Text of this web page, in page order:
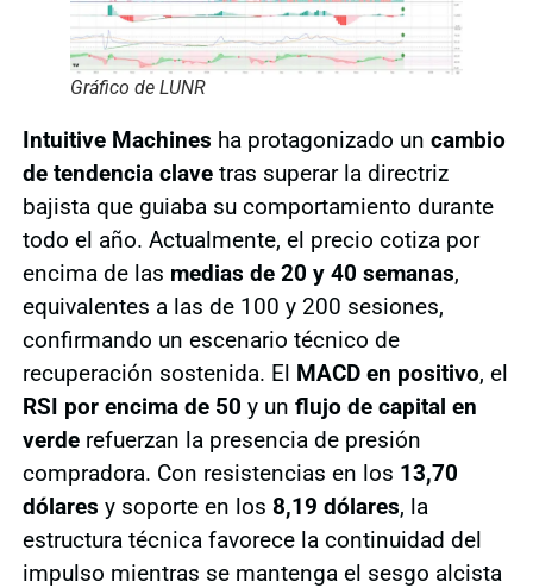
Gráfico de LUNR
Intuitive Machines ha protagonizado un cambio
de tendencia clavetras superar la directriz
bajista que guiaba su comportamiento durante
todo el año. Actualmente, el precio cotiza por
encima de las medias de 20 y 40 semanas,
equivalentes a las de 100 y 200 sesiones,
confirmando un escenario técnico de
recuperación sostenida. El MACD en positivo, el
RSI por encima de 50 y un flujo de capital en
verderefuerzan la presencia de presión
compradora. Con resistencias en los 13,70
dólares y soporte en los 8,19 dólares, la
estructura técnica favorece la continuidad del
impulso mientras se mantenga el sesgo alcista